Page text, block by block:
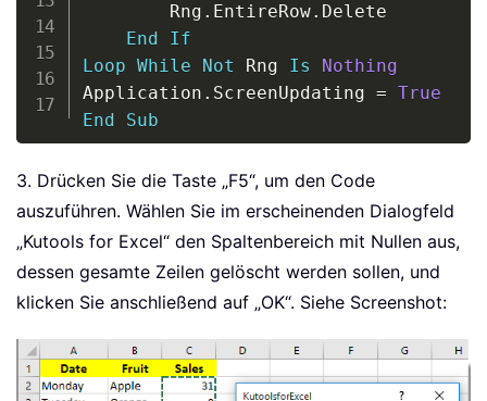
        Rng
. EntireRow. Delete
End
If
Loop While Not Rng Is
Nothing
Application . ScreenUpdating = True
End
Sub
3. Drücken Sie die Taste „F5“, um den Code
auszuführen. Wählen Sie im erscheinenden Dialogfeld
„Kutools for Excel“ den Spaltenbereich mit Nullen aus,
dessen gesamte Zeilen gelöscht werden sollen, und
klicken Sie anschließend auf „OK“. Siehe Screenshot: